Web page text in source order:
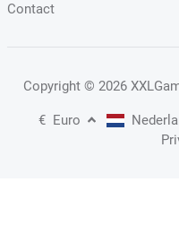
Contact
Copyright © 2026
€ Euro